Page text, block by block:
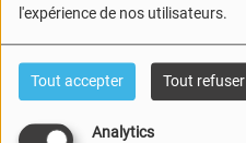
l'expérience de nos utilisateurs.
Tout accepter Tout refuser
Analytics